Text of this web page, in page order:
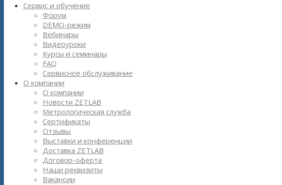
Сервис и обучение
Форум
DEMO-режим
Вебинары
Видеоуроки
Курсы и семинары
FAQ
Сервисное обслуживание
О компании
О компании
Новости ZETLAB
Метрологическая служба
Сертификаты
Отзывы
Выставки и конференции
Доставка ZETLAB
Договор-оферта
Наши реквизиты
Вакансии